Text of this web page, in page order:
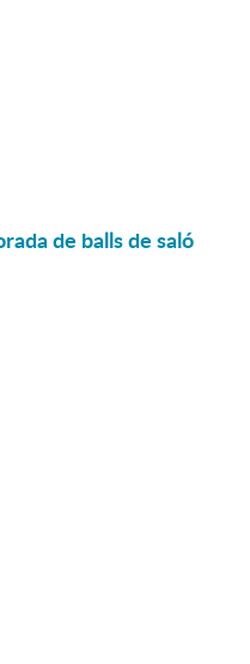
de balls de saló